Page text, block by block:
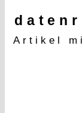
Artikel